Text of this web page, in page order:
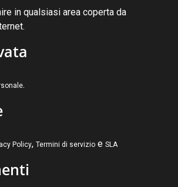
in qualsiasi area coperta da
.
Policy, Termini di servizio e SLA